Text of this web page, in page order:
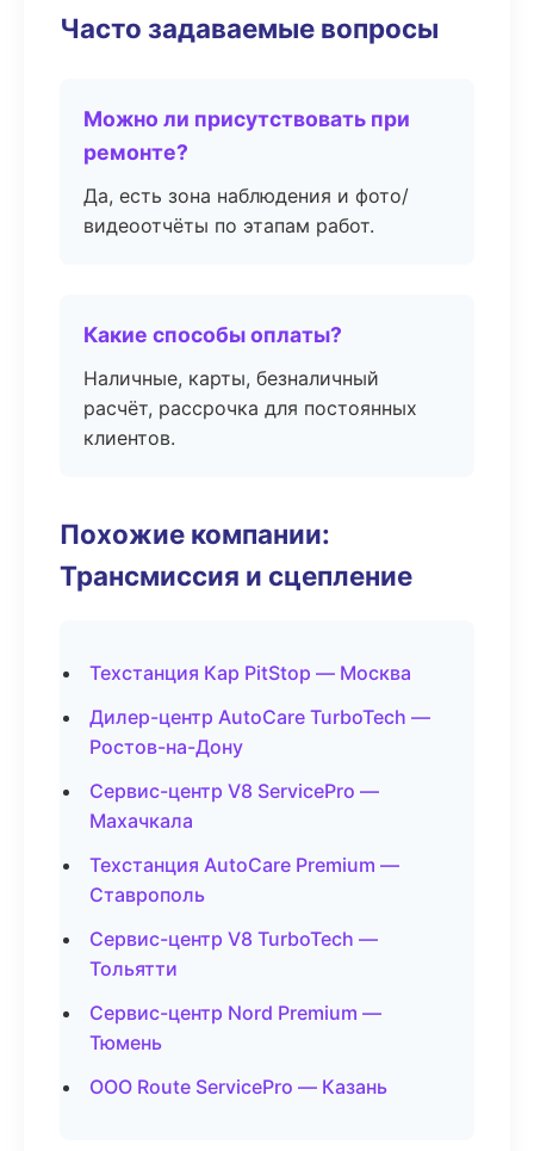
Часто задаваемые вопросы
Можно ли присутствовать при
ремонте?
Да, есть зона наблюдения и фото/
видеоотчёты по этапам работ.
Какие способы оплаты?
Наличные, карты, безналичный
расчёт, рассрочка для постоянных
клиентов.
Похожие компании:
Трансмиссия и сцепление
Техстанция Кар PitStop — Москва
Дилер-центр AutoCare TurboTech —
Ростов-на-Дону
Сервис-центр V8 ServicePro —
Махачкала
Техстанция AutoCare Premium —
Ставрополь
Сервис-центр V8 TurboTech —
Тольятти
Сервис-центр Nord Premium —
Тюмень
ООО Route ServicePro — Казань